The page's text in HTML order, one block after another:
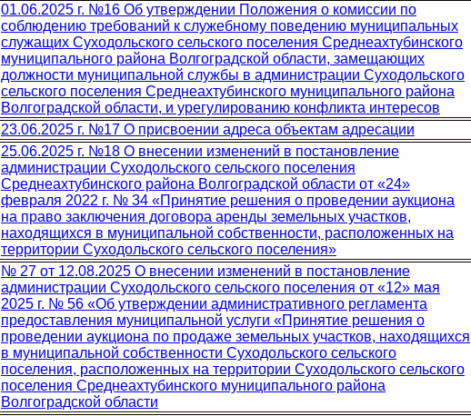
01.06.2025 г. №16 Об утверждении Положения о комиссии по
соблюдению требований к служебному поведению муниципальных
служащих Суходольского сельского поселения Среднеахтубинского
муниципального района Волгоградской области, замещающих
должности муниципальной службы в администрации Суходольского
сельского поселения Среднеахтубинского муниципального района
Волгоградской области, и урегулированию конфликта интересов
23.06.2025 г. №17 О присвоении адреса объектам адресации
25.06.2025 г. №18 О внесении изменений в постановление
администрации Суходольского сельского поселения
Среднеахтубинского района Волгоградской области от «24»
февраля 2022 г. № 34 «Принятие решения о проведении аукциона
на право заключения договора аренды земельных участков,
находящихся в муниципальной собственности, расположенных на
территории Суходольского сельского поселения»
№ 27 от 12.08.2025 О внесении изменений в постановление
администрации Суходольского сельского поселения от «12» мая
2025 г. № 56 «Об утверждении административного регламента
предоставления муниципальной услуги «Принятие решения о
проведении аукциона по продаже земельных участков, находящихся
в муниципальной собственности Суходольского сельского
поселения, расположенных на территории Суходольского сельского
поселения Среднеахтубинского муниципального района
Волгоградской области